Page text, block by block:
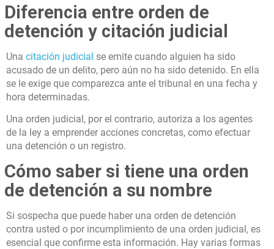
Diferencia entre orden de
detención y citación judicial
Una citación judicial se emite cuando alguien ha sido
acusado de un delito, pero aún no ha sido detenido. En ella
se le exige que comparezca ante el tribunal en una fecha y
hora determinadas.
Una orden judicial, por el contrario, autoriza a los agentes
de la ley a emprender acciones concretas, como efectuar
una detención o un registro.
Cómo saber si tiene una orden
de detención a su nombre
Si sospecha que puede haber una orden de detención
contra usted o por incumplimiento de una orden judicial, es
esencial que confirme esta información. Hay varias formas